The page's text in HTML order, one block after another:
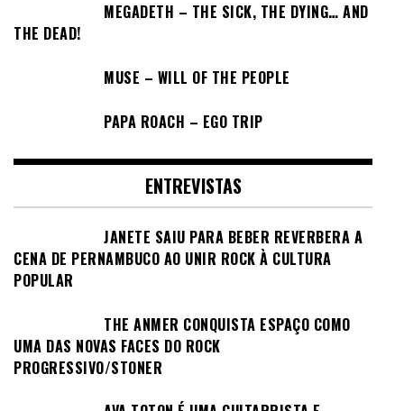
MEGADETH – THE SICK, THE DYING… AND
THE DEAD!
MUSE – WILL OF THE PEOPLE
PAPA ROACH – EGO TRIP
ENTREVISTAS
JANETE SAIU PARA BEBER REVERBERA A
CENA DE PERNAMBUCO AO UNIR ROCK À CULTURA
POPULAR
THE ANMER CONQUISTA ESPAÇO COMO
UMA DAS NOVAS FACES DO ROCK
PROGRESSIVO/STONER